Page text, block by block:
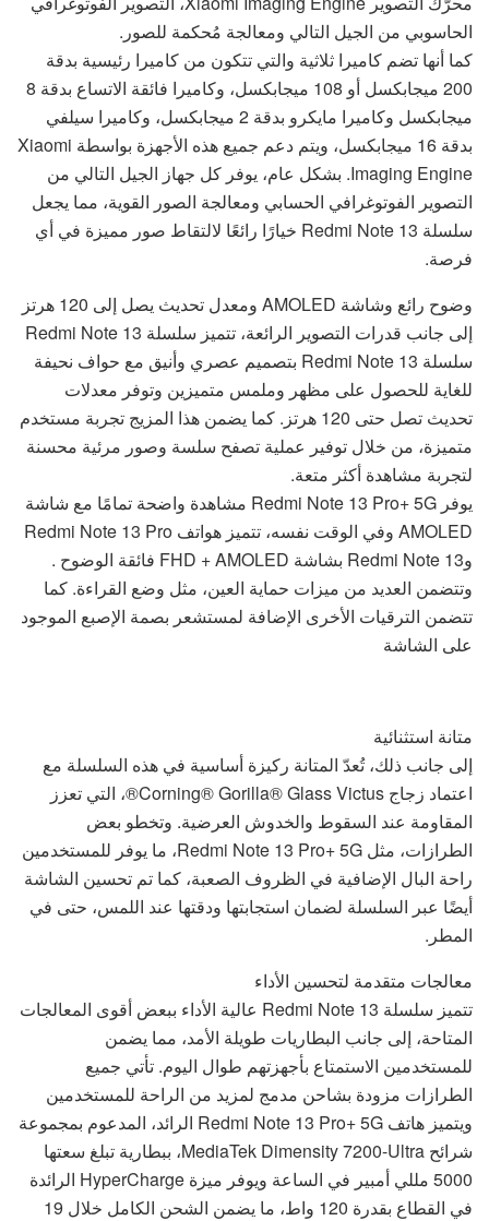
الحاسوبي من الجيل التالي ومعالجة مُحكمة للصور.
كما أنها تضم كاميرا ثلاثية والتي تتكون من كاميرا رئيسية بدقة
200 ميجابكسل أو 108 ميجابكسل، وكاميرا فائقة الاتساع بدقة 8
ميجابكسل وكاميرا مايكرو بدقة 2 ميجابكسل، وكاميرا سيلفي
بدقة 16 ميجابكسل، ويتم دعم جميع هذه الأجهزة بواسطة Xiaomi
Imaging Engine. بشكل عام، يوفر كل جهاز الجيل التالي من
التصوير الفوتوغرافي الحسابي ومعالجة الصور القوية، مما يجعل
سلسلة Redmi Note 13 خيارًا رائعًا لالتقاط صور مميزة في أي
فرصة.
وضوح رائع وشاشة AMOLED ومعدل تحديث يصل إلى 120 هرتز
إلى جانب قدرات التصوير الرائعة، تتميز سلسلة Redmi Note 13
سلسلة Redmi Note 13 بتصميم عصري وأنيق مع حواف نحيفة
للغاية للحصول على مظهر وملمس متميزين وتوفر معدلات
تحديث تصل حتى 120 هرتز. كما يضمن هذا المزيج تجربة مستخدم
متميزة، من خلال توفير عملية تصفح سلسة وصور مرئية محسنة
لتجربة مشاهدة أكثر متعة.
يوفر Redmi Note 13 Pro+ 5G مشاهدة واضحة تمامًا مع شاشة
AMOLED وفي الوقت نفسه، تتميز هواتف Redmi Note 13 Pro
وRedmi Note 13 بشاشة FHD + AMOLED فائقة الوضوح .
وتتضمن العديد من ميزات حماية العين، مثل وضع القراءة. كما
تتضمن الترقيات الأخرى الإضافة لمستشعر بصمة الإصبع الموجود
على الشاشة
متانة استثنائية
إلى جانب ذلك، تُعدّ المتانة ركيزة أساسية في هذه السلسلة مع
اعتماد زجاج Corning® Gorilla® Glass Victus®، التي تعزز
المقاومة عند السقوط والخدوش العرضية. وتخطو بعض
الطرازات، مثل Redmi Note 13 Pro+ 5G، ما يوفر للمستخدمين
راحة البال الإضافية في الظروف الصعبة، كما تم تحسين الشاشة
أيضًا عبر السلسلة لضمان استجابتها ودقتها عند اللمس، حتى في
المطر.
معالجات متقدمة لتحسين الأداء
تتميز سلسلة Redmi Note 13 عالية الأداء ببعض أقوى المعالجات
المتاحة، إلى جانب البطاريات طويلة الأمد، مما يضمن
للمستخدمين الاستمتاع بأجهزتهم طوال اليوم. تأتي جميع
الطرازات مزودة بشاحن مدمج لمزيد من الراحة للمستخدمين
ويتميز هاتف Redmi Note 13 Pro+ 5G الرائد، المدعوم بمجموعة
شرائح MediaTek Dimensity 7200-Ultra، ببطارية تبلغ سعتها
5000 مللي أمبير في الساعة ويوفر ميزة HyperCharge الرائدة
في القطاع بقدرة 120 واط، ما يضمن الشحن الكامل خلال 19